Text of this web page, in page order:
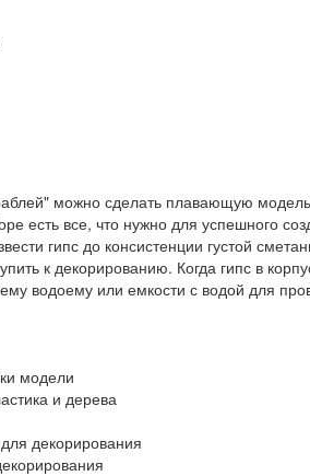
можно сделать плавающую модель
есть все, что нужно для успешного
гипс до консистенции густой
к декорированию. Когда гипс в
водоему или емкости с водой для
модели
и дерева
декорирования